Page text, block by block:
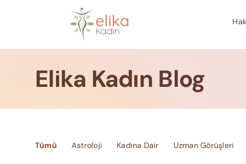
Elika Kadın Blog
Tümü Astroloji Kadına Dair Uzman Görüşleri